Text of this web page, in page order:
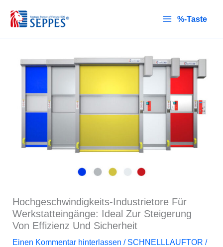
Inhalt
springen
%-Taste
Hochgeschwindigkeits-Industrietore Für
Werkstatteingänge: Ideal Zur Steigerung
Von Effizienz Und Sicherheit
Einen Kommentar hinterlassen / SCHNELLLAUFTOR /